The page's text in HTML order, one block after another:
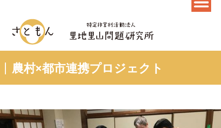
農村×都市連携プロジェクト